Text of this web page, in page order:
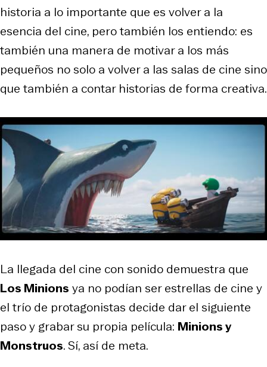
historia a lo importante que es volver a la
esencia del cine, pero también los entiendo: es
también una manera de motivar a los más
pequeños no solo a volver a las salas de cine sino
que también a contar historias de forma creativa.
La llegada del cine con sonido demuestra que
Los Minions ya no podían ser estrellas de cine y
el trío de protagonistas decide dar el siguiente
paso y grabar su propia película: Minions y
Monstruos. Sí, así de meta.